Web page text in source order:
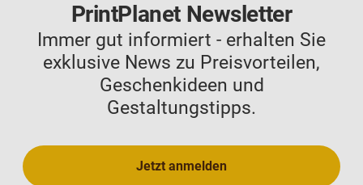
PrintPlanet Newsletter
Immer gut informiert - erhalten Sie
exklusive News zu Preisvorteilen,
Geschenkideen und
Gestaltungstipps.
Jetzt anmelden